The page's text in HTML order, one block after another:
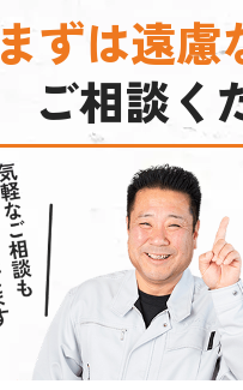
まずは遠慮
ご相談く